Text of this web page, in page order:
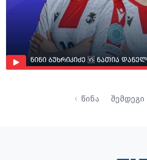
ᲜᲘᲜᲘ ᲑᲣᲮᲠᲘᲙᲘᲫᲔ 🆚 ᲜᲐᲗᲘᲐ
წინა შემდეგი